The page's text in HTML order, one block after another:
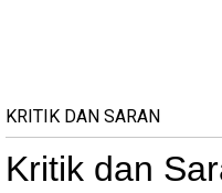
KRITIK DAN SARAN